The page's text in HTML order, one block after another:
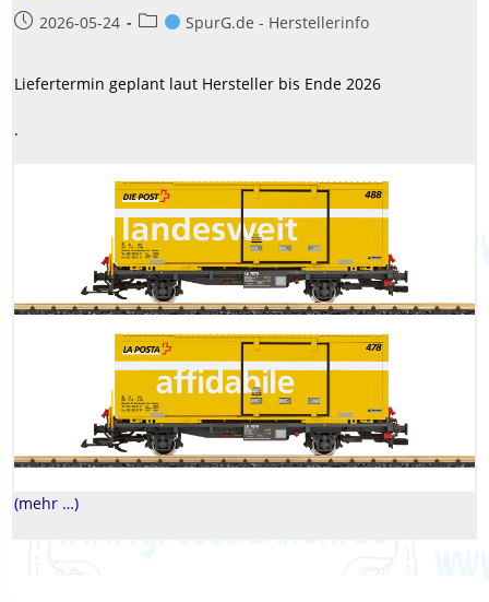
Beitrag2026-05-24
Beitrags-SpurG.de - Herstellerinfo
Liefertermin geplant laut Hersteller bis Ende 2026
.
(mehr …)